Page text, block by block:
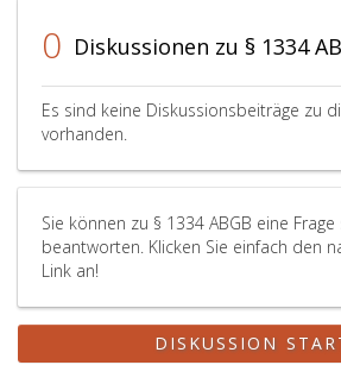
0 Diskussionen zu § 1334
Es sind keine Diskussionsbeiträge zu
vorhanden.
Sie können zu § 1334 ABGB eine
beantworten. Klicken Sie einfach den
Link an!
DISKUSSION